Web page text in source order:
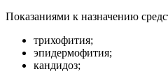
Показаниями к назначению
трихофития;
эпидермофития;
кандидоз;